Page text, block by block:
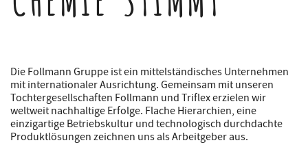
Die Follmann Gruppe ist ein mittelständisches Unternehmen
mit internationaler Ausrichtung. Gemeinsam mit unseren
Tochtergesellschaften Follmann und Triflex erzielen wir
weltweit nachhaltige Erfolge. Flache Hierarchien, eine
einzigartige Betriebskultur und technologisch durchdachte
Produktlösungen zeichnen uns als Arbeitgeber aus.